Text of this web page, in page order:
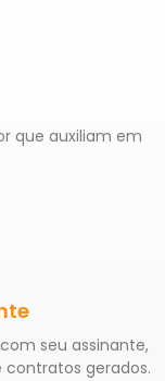
que auxiliam em
seu assinante,
gerados.